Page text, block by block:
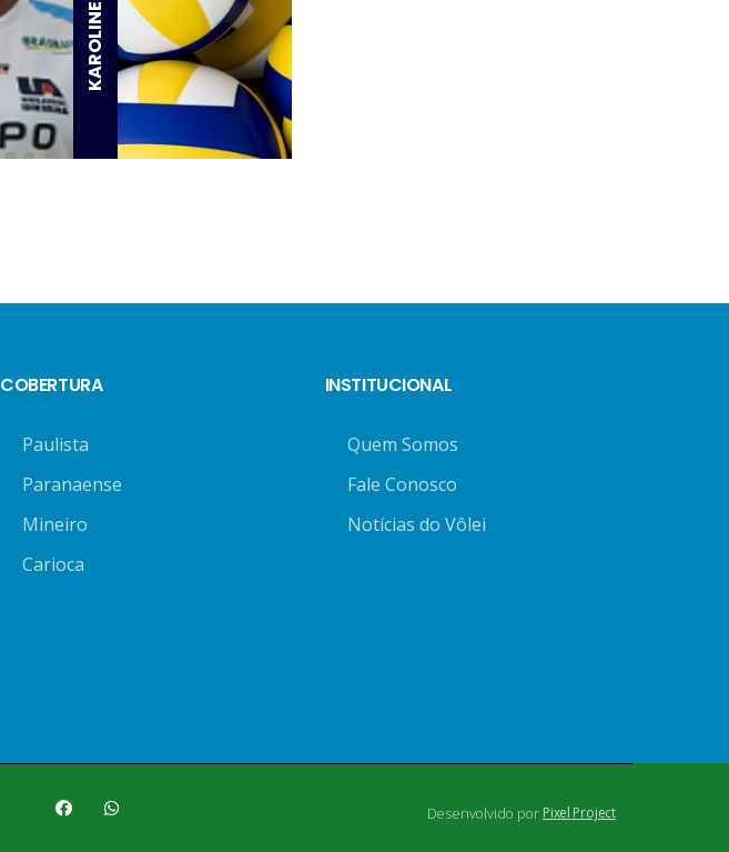
COBERTURA
Paulista
Paranaense
Mineiro
Carioca
INSTITUCIONAL
Quem Somos
Fale Conosco
Notícias do Vôlei
Desenvolvido por Pixel Project